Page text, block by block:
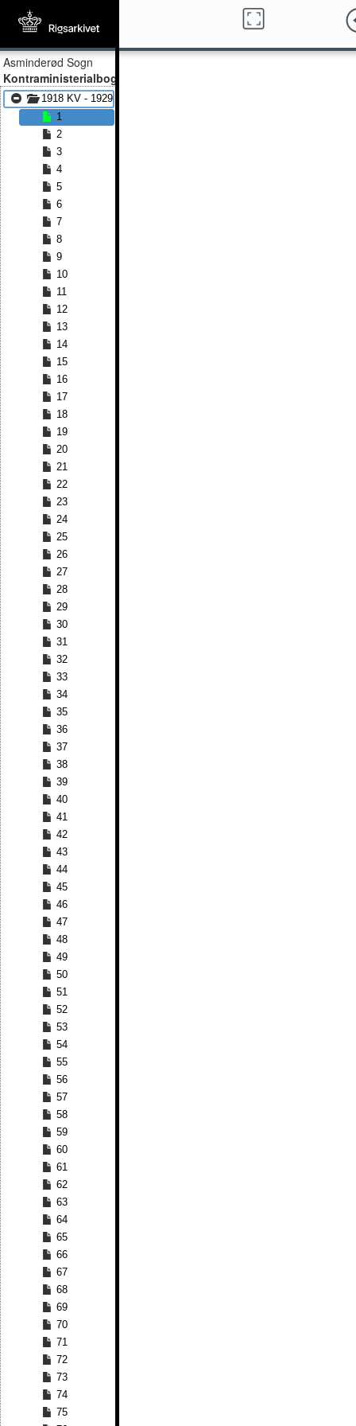
Asminderød Sogn
Kontraministerialbog
1918 KV - 1929 KV
1
2
3
4
5
6
7
8
9
10
11
12
13
14
15
16
17
18
19
20
21
22
23
24
25
26
27
28
29
30
31
32
33
34
35
36
37
38
39
40
41
42
43
44
45
46
47
48
49
50
51
52
53
54
55
56
57
58
59
60
61
62
63
64
65
66
67
68
69
70
71
72
73
74
75